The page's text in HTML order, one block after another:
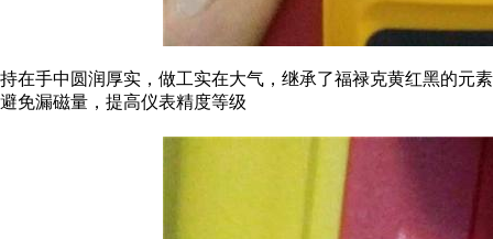
持在手中圆润厚实，做工实在大气，继承了福禄克黄红黑的元
避免漏磁量，提高仪表精度等级